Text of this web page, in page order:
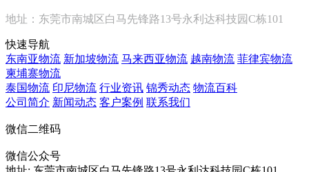
地址：东莞市南城区白马先锋路13号永利达科技园C栋101
快速导航
东南亚物流 新加坡物流 马来西亚物流 越南物流 菲律宾物流
柬埔寨物流
泰国物流 印尼物流 行业资讯 锦秀动态 物流百科
公司简介 新闻动态 客户案例 联系我们
微信二维码
微信公众号